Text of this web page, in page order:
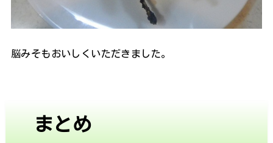
脳みそもおいしくいただきました。
まとめ